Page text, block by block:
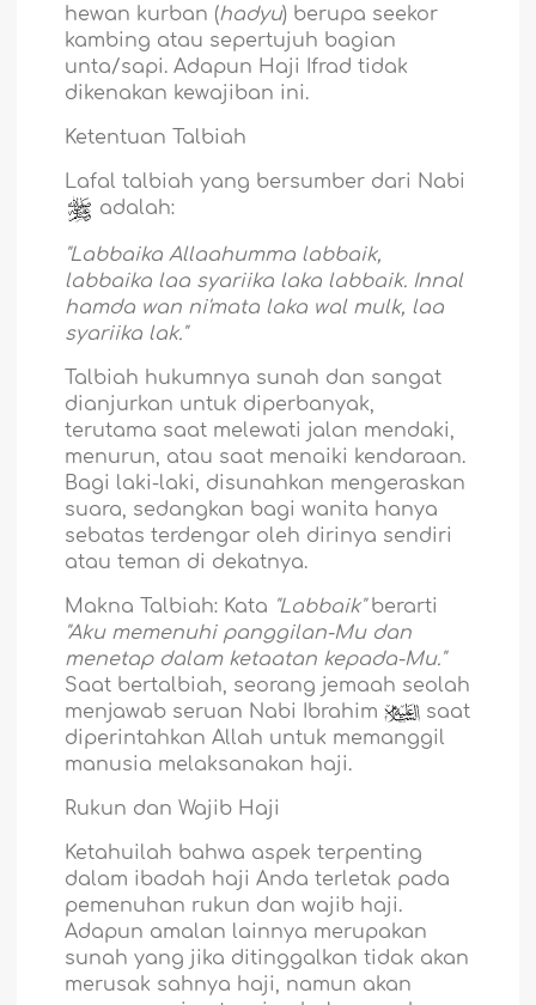
hewan kurban (hadyu) berupa seekor
kambing atau sepertujuh bagian
unta/sapi. Adapun Haji Ifrad tidak
dikenakan kewajiban ini.
Ketentuan Talbiah
Lafal talbiah yang bersumber dari Nabi
adalah:
"Labbaika Allaahumma labbaik,
labbaika laa syariika laka labbaik. Innal
hamda wan ni'mata laka wal mulk, laa
syariika lak."
Talbiah hukumnya sunah dan sangat
dianjurkan untuk diperbanyak,
terutama saat melewati jalan mendaki,
menurun, atau saat menaiki kendaraan.
Bagi laki-laki, disunahkan mengeraskan
suara, sedangkan bagi wanita hanya
sebatas terdengar oleh dirinya sendiri
atau teman di dekatnya.
Makna Talbiah: Kata "Labbaik"berarti
"Aku memenuhi panggilan-Mu dan
menetap dalam ketaatan kepada-Mu."
Saat bertalbiah, seorang jemaah seolah
menjawab seruan Nabi Ibrahim
saat
diperintahkan Allah untuk memanggil
manusia melaksanakan haji.
Rukun dan Wajib Haji
Ketahuilah bahwa aspek terpenting
dalam ibadah haji Anda terletak pada
pemenuhan rukun dan wajib haji.
Adapun amalan lainnya merupakan
sunah yang jika ditinggalkan tidak akan
merusak sahnya haji, namun akan